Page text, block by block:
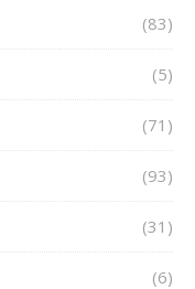
(83)
(5)
(71)
(93)
(31)
(6)